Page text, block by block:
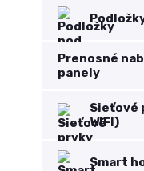
Prenosné
panely
Sieťové
WIFI)
Smart